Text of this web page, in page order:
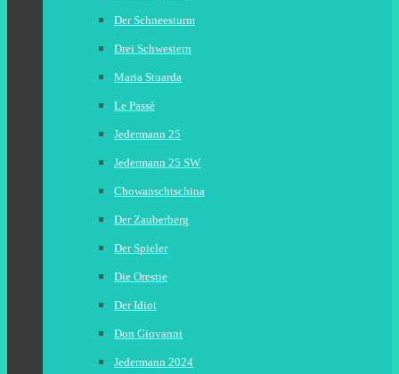
Der Schneesturm
Drei Schwestern
Maria Stuarda
Le Passè
Jedermann 25
Jedermann 25 SW
Chowanschtschina
Der Zauberberg
Der Spieler
Die Orestie
Der Idiot
Don Giovanni
Jedermann 2024